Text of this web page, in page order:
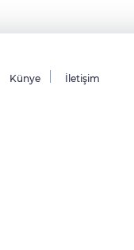
Künye İletişim